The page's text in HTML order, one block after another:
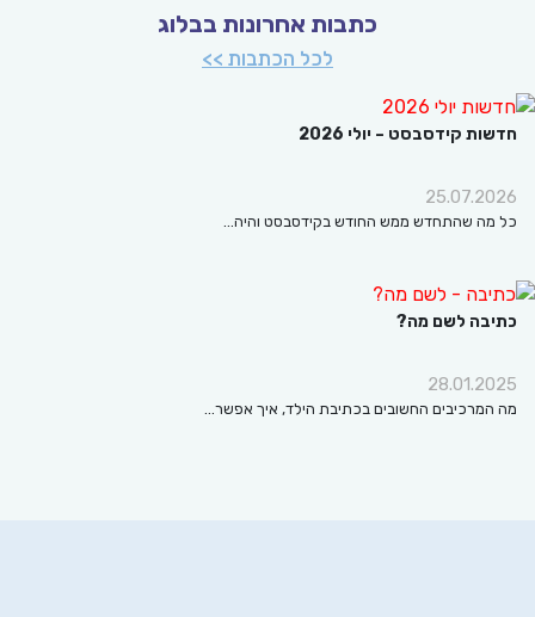
כתבות אחרונות בבלוג
לכל הכתבות >>
קידסבסט – יולי 2026
שהתחדש ממש החודש בקידסבסט והיה…
לשם מה?
החשובים בכתיבת הילד, איך אפשר…